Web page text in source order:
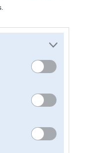
un vadiem… Nevar šos blokus
nozime visa panela nojauksanu